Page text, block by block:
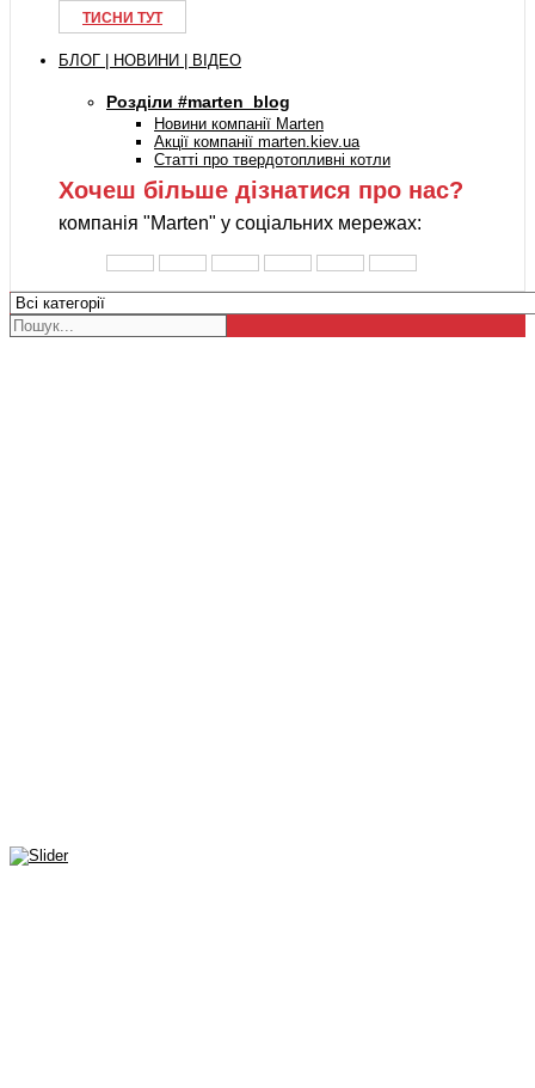
ТИСНИ ТУТ
БЛОГ | НОВИНИ | ВІДЕО
Розділи #marten_blog
Новини компанії Marten
Акції компанії marten.kiev.ua
Статті про твердотопливні котли
Хочеш більше дізнатися про нас?
компанія "Marten" у соціальних мережах: